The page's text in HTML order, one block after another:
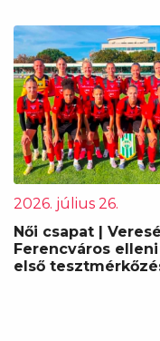
2026. július 26.
Női csapat |
Ferencváros elleni
első